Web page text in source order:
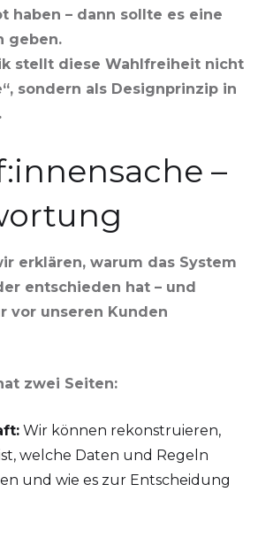
haben – dann sollte es eine
geben.
stellt diese Wahlfreiheit nicht
sondern als Designprinzip in
–
erklären, warum das System
entschieden hat – und
vor unseren Kunden
zwei Seiten:
Wir können rekonstruieren,
welche Daten und Regeln
und wie es zur Entscheidung